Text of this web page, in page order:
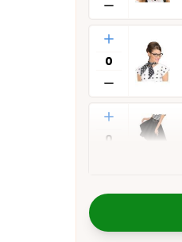
Aantal
Aantal